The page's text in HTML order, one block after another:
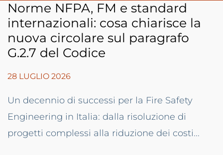
Norme NFPA, FM e standard
internazionali: cosa chiarisce la
nuova circolare sul paragrafo
G.2.7 del Codice
28 LUGLIO 2026
Un decennio di successi per la Fire Safety
Engineering in Italia: dalla risoluzione di
progetti complessi alla riduzione dei costi...